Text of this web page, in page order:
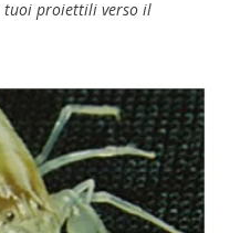
tuoi proiettili verso il